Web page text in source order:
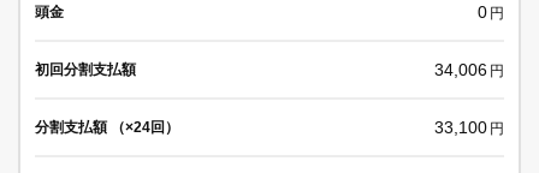
頭金 0 円
初回分割支払額 34,006 円
分割支払額 （×24回） 33,100 円